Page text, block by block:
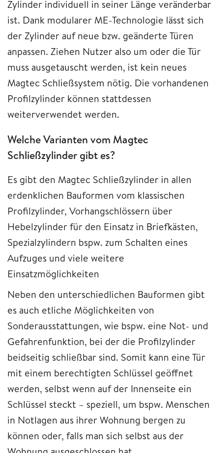
Zylinder individuell in seiner Länge veränderbar
ist. Dank modularer ME-Technologie lässt sich
der Zylinder auf neue bzw. geänderte Türen
anpassen. Ziehen Nutzer also um oder die Tür
muss ausgetauscht werden, ist kein neues
Magtec Schließsystem nötig. Die vorhandenen
Profilzylinder können stattdessen
weiterverwendet werden.
Welche Varianten vom Magtec
Schließzylinder gibt es?
Es gibt den Magtec Schließzylinder in allen
erdenklichen Bauformen vom klassischen
Profilzylinder, Vorhangschlössern über
Hebelzylinder für den Einsatz in Briefkästen,
Spezialzylindern bspw. zum Schalten eines
Aufzuges und viele weitere
Einsatzmöglichkeiten
Neben den unterschiedlichen Bauformen gibt
es auch etliche Möglichkeiten von
Sonderausstattungen, wie bspw. eine Not- und
Gefahrenfunktion, bei der die Profilzylinder
beidseitig schließbar sind. Somit kann eine Tür
mit einem berechtigten Schlüssel geöffnet
werden, selbst wenn auf der Innenseite ein
Schlüssel steckt – speziell, um bspw. Menschen
in Notlagen aus ihrer Wohnung bergen zu
können oder, falls man sich selbst aus der